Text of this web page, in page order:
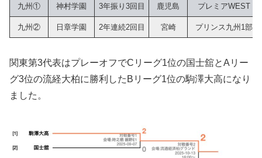
九州① 神村学園 3年振り3回目 鹿児島 プレミアWEST
九州② 日章学園 2年連続2回目 宮崎 プリンス九州1部
関東第3代表はプレーオフでCリーグ1位の国士舘とAリー
グ3位の流経大柏に勝利したBリーグ1位の駒澤大高になり
ました。